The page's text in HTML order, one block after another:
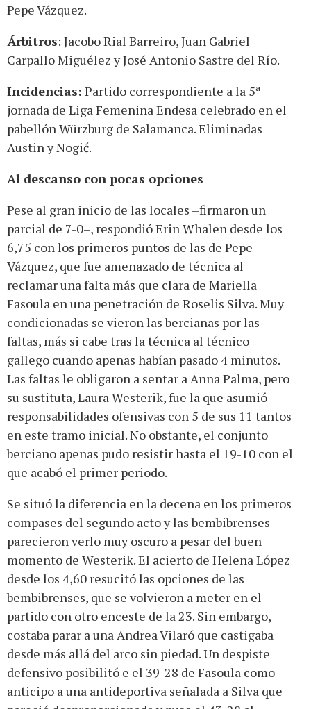
Pepe Vázquez.
Árbitros: Jacobo Rial Barreiro, Juan Gabriel
Carpallo Miguélez y José Antonio Sastre del Río.
Incidencias: Partido correspondiente a la 5ª
jornada de Liga Femenina Endesa celebrado en el
pabellón Würzburg de Salamanca. Eliminadas
Austin y Nogić.
Al descanso con pocas opciones
Pese al gran inicio de las locales –firmaron un
parcial de 7-0–, respondió Erin Whalen desde los
6,75 con los primeros puntos de las de Pepe
Vázquez, que fue amenazado de técnica al
reclamar una falta más que clara de Mariella
Fasoula en una penetración de Roselis Silva. Muy
condicionadas se vieron las bercianas por las
faltas, más si cabe tras la técnica al técnico
gallego cuando apenas habían pasado 4 minutos.
Las faltas le obligaron a sentar a Anna Palma, pero
su sustituta, Laura Westerik, fue la que asumió
responsabilidades ofensivas con 5 de sus 11 tantos
en este tramo inicial. No obstante, el conjunto
berciano apenas pudo resistir hasta el 19-10 con el
que acabó el primer periodo.
Se situó la diferencia en la decena en los primeros
compases del segundo acto y las bembibrenses
parecieron verlo muy oscuro a pesar del buen
momento de Westerik. El acierto de Helena López
desde los 4,60 resucitó las opciones de las
bembibrenses, que se volvieron a meter en el
partido con otro enceste de la 23. Sin embargo,
costaba parar a una Andrea Vilaró que castigaba
desde más allá del arco sin piedad. Un despiste
defensivo posibilitó e el 39-28 de Fasoula como
anticipo a una antideportiva señalada a Silva que